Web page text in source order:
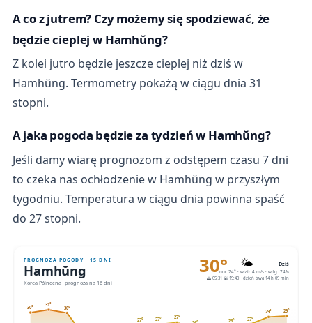
A co z jutrem? Czy możemy się spodziewać, że
będzie cieplej w Hamhŭng?
Z kolei jutro będzie jeszcze cieplej niż dziś w
Hamhŭng. Termometry pokażą w ciągu dnia 31
stopni.
A jaka pogoda będzie za tydzień w Hamhŭng?
Jeśli damy wiarę prognozom z odstępem czasu 7 dni
to czeka nas ochłodzenie w Hamhŭng w przyszłym
tygodniu. Temperatura w ciągu dnia powinna spaść
do 27 stopni.